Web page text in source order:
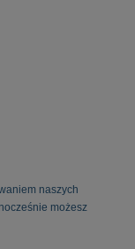
naszych
możesz